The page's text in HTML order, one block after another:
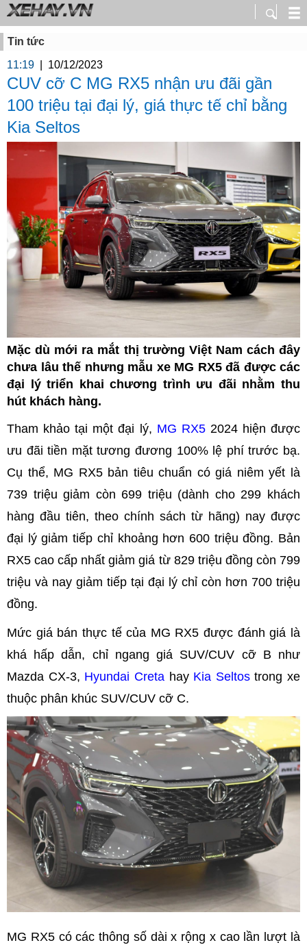
Tin tức
11:19
10/12/2023
CUV cỡ C MG RX5 nhận ưu đãi gần
100 triệu tại đại lý, giá thực tế chỉ bằng
Kia Seltos
Mặc dù mới ra mắt thị trường Việt Nam cách đây
chưa lâu thế nhưng mẫu xe MG RX5 đã được các
đại lý triển khai chương trình ưu đãi nhằm thu
hút khách hàng.
Tham khảo tại một đại lý, MG RX5 2024 hiện được
ưu đãi tiền mặt tương đương 100% lệ phí trước bạ.
Cụ thể, MG RX5 bản tiêu chuẩn có giá niêm yết là
739 triệu giảm còn 699 triệu (dành cho 299 khách
hàng đầu tiên, theo chính sách từ hãng) nay được
đại lý giảm tiếp chỉ khoảng hơn 600 triệu đồng. Bản
RX5 cao cấp nhất giảm giá từ 829 triệu đồng còn 799
triệu và nay giảm tiếp tại đại lý chỉ còn hơn 700 triệu
đồng.
Mức giá bán thực tế của MG RX5 được đánh giá là
khá hấp dẫn, chỉ ngang giá SUV/CUV cỡ B như
Mazda CX-3, Hyundai Cretahay Kia Seltostrong xe
thuộc phân khúc SUV/CUV cỡ C.
MG RX5 có các thông số dài x rộng x cao lần lượt là